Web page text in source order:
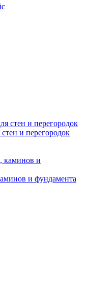
и перегородок
и фундамента